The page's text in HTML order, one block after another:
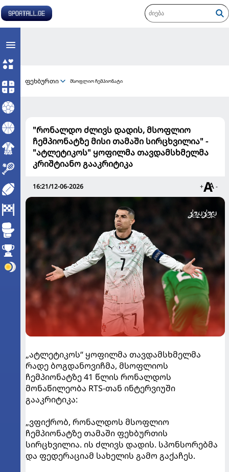
ფეხბურთი მსოფლიო ჩემპიონატი
"რონალდო ძლივს დადის, მსოფლიო
ჩემპიონატზე მისი თამაში სირცხვილია" -
"ატლეტიკოს" ყოფილმა თავდამსხმელმა
კრიშტიანო გააკრიტიკა
16:21/12-06-2026 + -
„ატლეტიკოს“ ყოფილმა თავდამსხმელმა
რადე ბოგდანოვიჩმა, მსოფლიოს
ჩემპიონატზე 41 წლის რონალდოს
მონაწილეობა RTS-თან ინტერვიუში
გააკრიტიკა:
„ვფიქრობ, რონალდოს მსოფლიო
ჩემპიონატზე თამაში ფეხბურთის
სირცხვილია. ის ძლივს დადის. სპონსორებმა
და ფედერაციამ სახელის გამო გაქაჩეს.